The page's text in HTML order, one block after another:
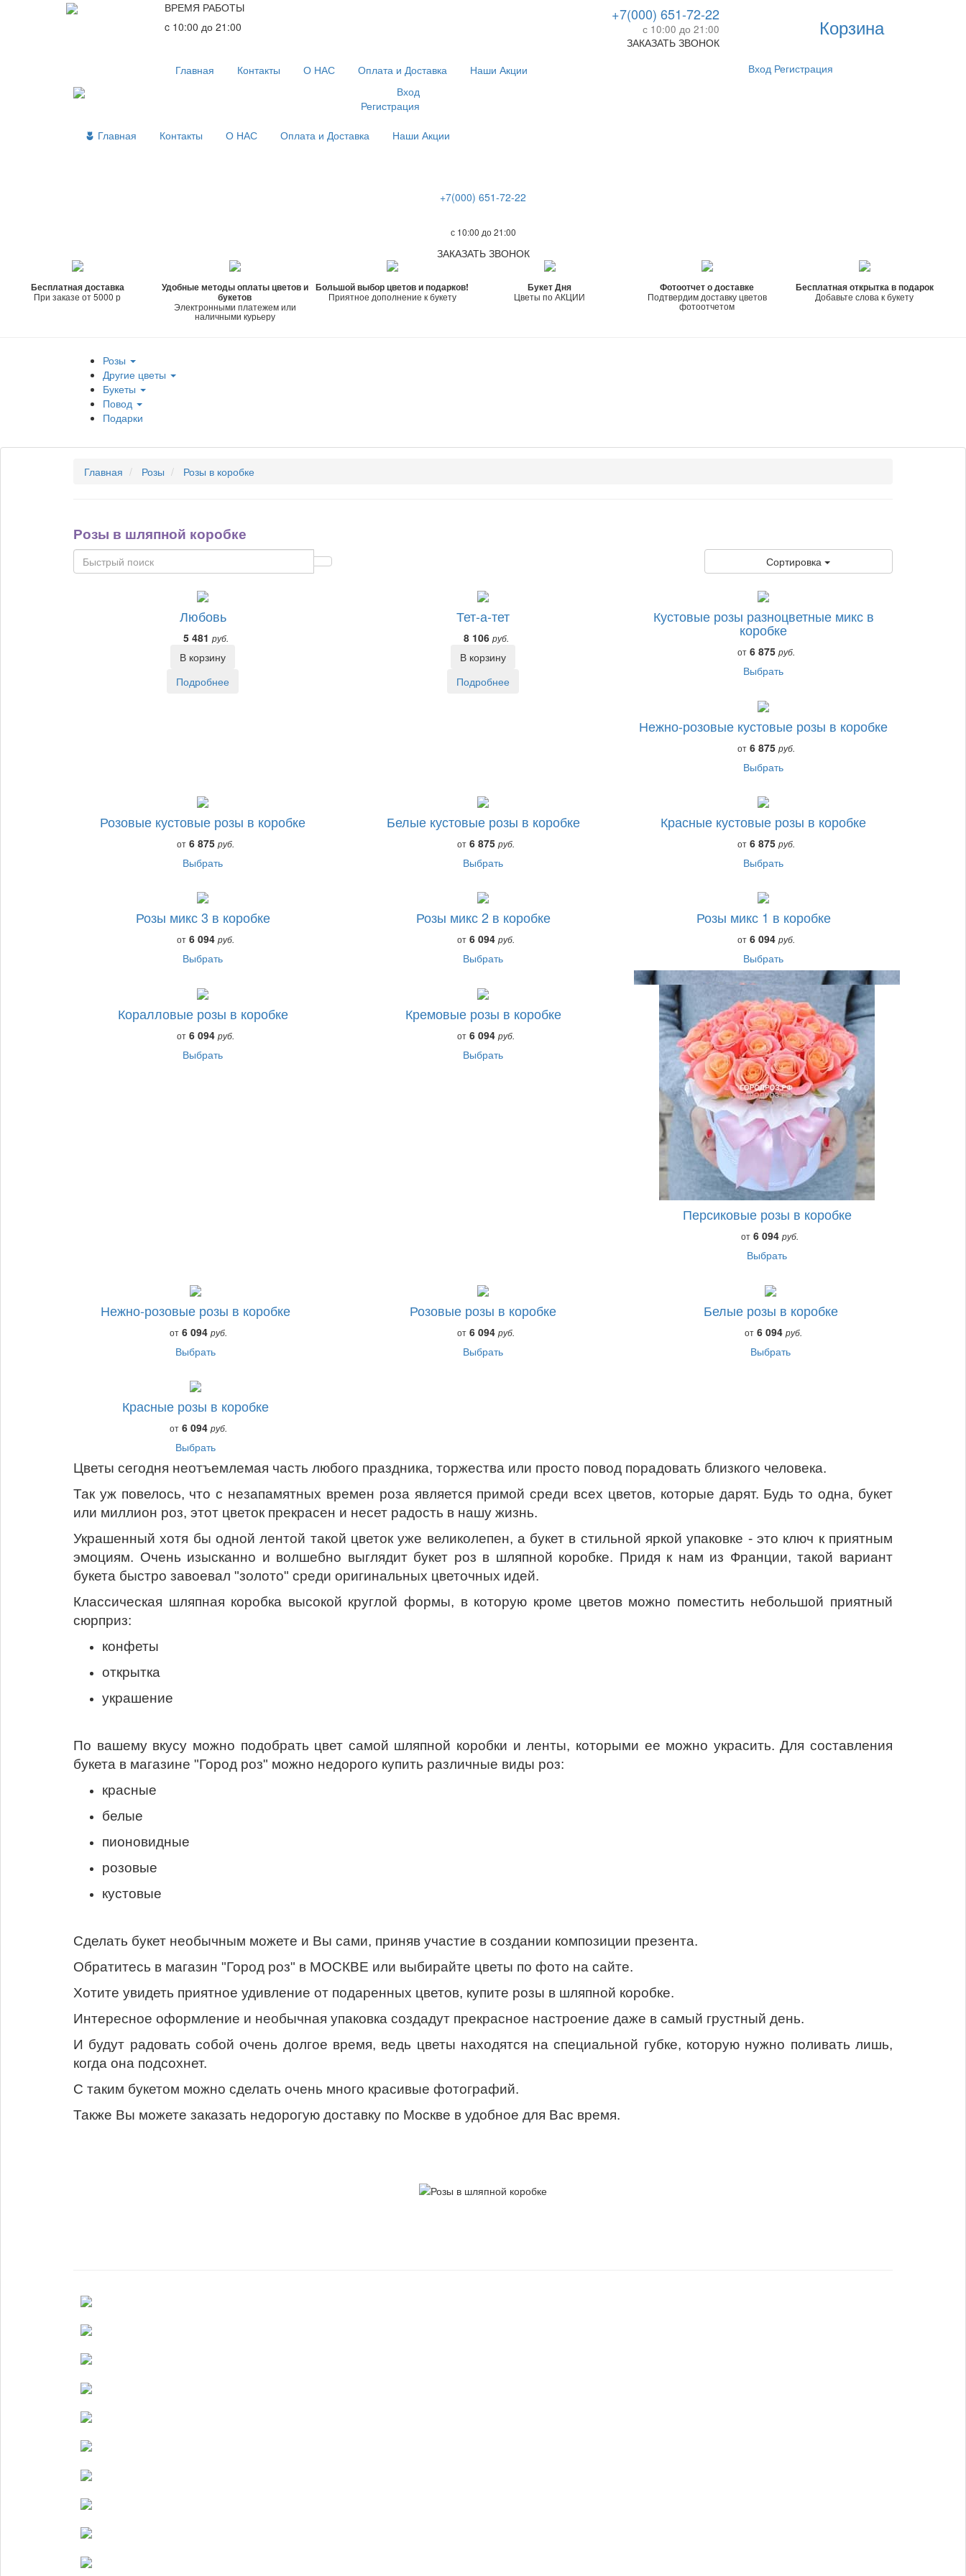
ВРЕМЯ РАБОТЫ
c 10:00 до 21:00
+7(000) 651-72-22
с 10:00 до 21:00
ЗАКАЗАТЬ ЗВОНОК
Главная
Контакты О НАС Оплата и Доставка Наши Акции
Корзина
Вход Регистрация
Вход
Регистрация
Главная Контакты О НАС Оплата и Доставка Наши Акции
+7(000) 651-72-22
с 10:00 до 21:00
ЗАКАЗАТЬ ЗВОНОК
Бесплатная доставка
При заказе от 5000 р
Удобные методы оплаты цветов и
букетов
Электронными платежем или
наличными курьеру
Большой выбор цветов и подарков!
Приятное дополнение к букету
Букет Дня
Цветы по АКЦИИ
Фотоотчет о доставке
Подтвердим доставку цветов
фотоотчетом
Бесплатная открытка в подарок
Добавьте слова к букету
Розы
Другие цветы
Букеты
Повод
Подарки
Главная Розы Розы в коробке
Розы в шляпной коробке
Сортировка
Любовь
5 481 руб.
В корзину
Подробнее
Тет-а-тет
8 106 руб.
В корзину
Подробнее
Кустовые розы разноцветные микс в
коробке
от 6 875 руб.
Выбрать
Нежно-розовые кустовые розы в коробке
от 6 875 руб.
Выбрать
Розовые кустовые розы в коробке
от 6 875 руб.
Выбрать
Белые кустовые розы в коробке
от 6 875 руб.
Выбрать
Красные кустовые розы в коробке
от 6 875 руб.
Выбрать
Розы микс 3 в коробке
от 6 094 руб.
Выбрать
Розы микс 2 в коробке
от 6 094 руб.
Выбрать
Розы микс 1 в коробке
от 6 094 руб.
Выбрать
Коралловые розы в коробке
от 6 094 руб.
Выбрать
Кремовые розы в коробке
от 6 094 руб.
Выбрать
Персиковые розы в коробке
от 6 094 руб.
Выбрать
Нежно-розовые розы в коробке
от 6 094 руб.
Выбрать
Розовые розы в коробке
от 6 094 руб.
Выбрать
Белые розы в коробке
от 6 094 руб.
Выбрать
Красные розы в коробке
от 6 094 руб.
Выбрать
Цветы сегодня неотъемлемая часть любого праздника, торжества или просто повод порадовать близкого человека.
Так уж повелось, что с незапамятных времен роза является примой среди всех цветов, которые дарят. Будь то одна, букет
или миллион роз, этот цветок прекрасен и несет радость в нашу жизнь.
Украшенный хотя бы одной лентой такой цветок уже великолепен, а букет в стильной яркой упаковке - это ключ к приятным
эмоциям. Очень изысканно и волшебно выглядит букет роз в шляпной коробке. Придя к нам из Франции, такой вариант
букета быстро завоевал "золото" среди оригинальных цветочных идей.
Классическая шляпная коробка высокой круглой формы, в которую кроме цветов можно поместить небольшой приятный
сюрприз:
конфеты
открытка
украшение
По вашему вкусу можно подобрать цвет самой шляпной коробки и ленты, которыми ее можно украсить. Для составления
букета в магазине "Город роз" можно недорого купить различные виды роз:
красные
белые
пионовидные
розовые
кустовые
Сделать букет необычным можете и Вы сами, приняв участие в создании композиции презента.
Обратитесь в магазин "Город роз" в МОСКВЕ или выбирайте цветы по фото на сайте.
Хотите увидеть приятное удивление от подаренных цветов, купите розы в шляпной коробке.
Интересное оформление и необычная упаковка создадут прекрасное настроение даже в самый грустный день.
И будут радовать собой очень долгое время, ведь цветы находятся на специальной губке, которую нужно поливать лишь,
когда она подсохнет.
С таким букетом можно сделать очень много красивые фотографий.
Также Вы можете заказать недорогую доставку по Москве в удобное для Вас время.